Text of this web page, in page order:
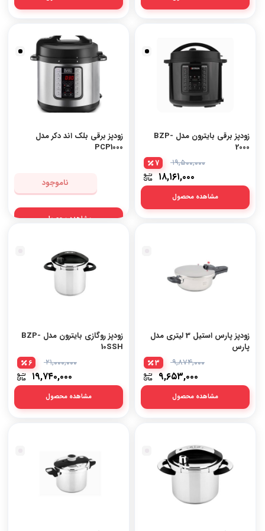
مزایا و معایب آن، استفاده از زودپز در آشپزخانه‌ها به ترجیحات و نیازهای هر
فرد بستگی دارد. اما با استفاده صحیح و آگاهانه، می‌توانید از این دستگاه برای
پخت غذاهای لذیذ و سریعتر بهره‌برداری کنید.
زودپز برقی بایترون مدل BZP-
2000
۱۹,۵۰۰,۰۰۰
۱۸,۱۶۱,۰۰۰
7
مشاهده محصول
زودپز برقی بلک اند دکر مدل
PCP1000
ناموجود
مشاهده محصول
زودپز پارس استیل 3 لیتری مدل
پارس
۹,۸۷۴,۰۰۰
۹,۶۵۳,۰۰۰
3
مشاهده محصول
زودپز روگازی بایترون مدل BZP-
10SSH
۲۱,۰۰۰,۰۰۰
۱۹,۷۴۰,۰۰۰
6
مشاهده محصول